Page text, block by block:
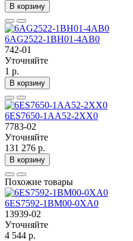
В корзину
6AG2522-1BH01-4AB0
742-01
Уточняйте
1 р.
В корзину
6ES7650-1AA52-2XX0
7783-02
Уточняйте
131 276 р.
В корзину
Похожие товары
6ES7592-1BM00-0XA0
13939-02
Уточняйте
4 544 р.